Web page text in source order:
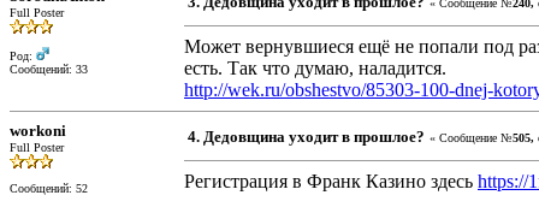
Full Poster
Род:
Сообщений: 33
« Сообщение №240,
Может вернувшиеся ещё не попали под
есть. Так что думаю, наладится.
http://wek.ru/obshestvo/85303-100-dnej-
workoni
Full Poster
Сообщений: 52
4. Дедовщина уходит в прошлое? « Сообщение №505,
Регистрация в Франк Казино здесь https://